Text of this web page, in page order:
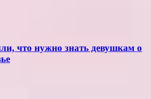
что нужно знать девушкам о